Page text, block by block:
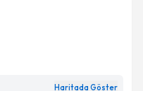
ile bilgilendireceğiz.
Haritada Göster